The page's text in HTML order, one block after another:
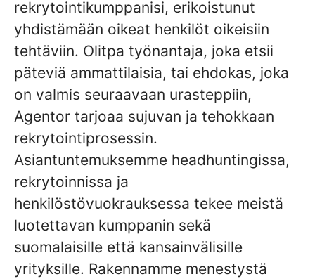
rekrytointikumppanisi, erikoistunut
yhdistämään oikeat henkilöt oikeisiin
tehtäviin. Olitpa työnantaja, joka etsii
päteviä ammattilaisia, tai ehdokas, joka
on valmis seuraavaan urasteppiin,
Agentor tarjoaa sujuvan ja tehokkaan
rekrytointiprosessin.
Asiantuntemuksemme headhuntingissa,
rekrytoinnissa ja
henkilöstövuokrauksessa tekee meistä
luotettavan kumppanin sekä
suomalaisille että kansainvälisille
yrityksille. Rakennamme menestystä